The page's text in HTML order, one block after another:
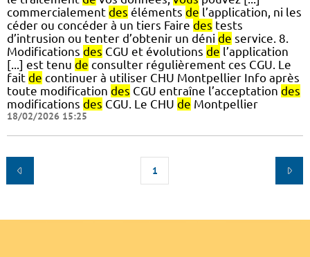
commercialement des éléments de l’application, ni les
céder ou concéder à un tiers Faire des tests
d’intrusion ou tenter d’obtenir un déni de service. 8.
Modifications des CGU et évolutions de l’application
[...] est tenu de consulter régulièrement ces CGU. Le
fait de continuer à utiliser CHU Montpellier Info après
toute modification des CGU entraîne l’acceptation des
modifications des CGU. Le CHU de Montpellier
18/02/2026 15:25
1